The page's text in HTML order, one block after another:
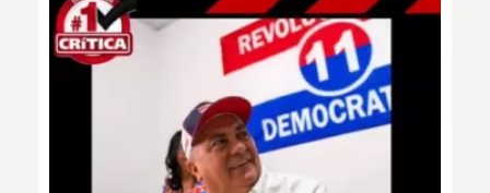
MULTIMEDIA